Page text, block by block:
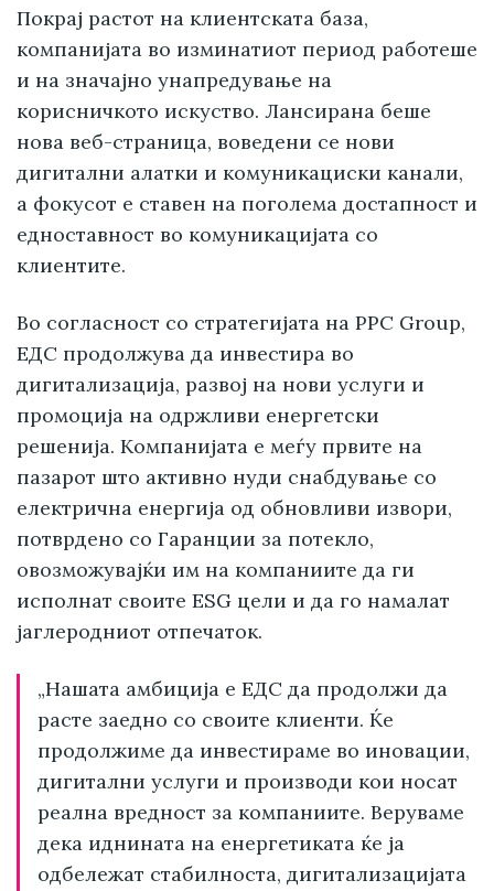
Покрај растот на клиентската база,
компанијата во изминатиот период работеше
и на значајно унапредување на
корисничкото искуство. Лансирана беше
нова веб-страница, воведени се нови
дигитални алатки и комуникациски канали,
а фокусот е ставен на поголема достапност и
едноставност во комуникацијата со
клиентите.
Во согласност со стратегијата на PPC Group,
ЕДС продолжува да инвестира во
дигитализација, развој на нови услуги и
промоција на одржливи енергетски
решенија. Компанијата е меѓу првите на
пазарот што активно нуди снабдување со
електрична енергија од обновливи извори,
потврдено со Гаранции за потекло,
овозможувајќи им на компаниите да ги
исполнат своите ESG цели и да го намалат
јаглеродниот отпечаток.
„Нашата амбиција е ЕДС да продолжи да
расте заедно со своите клиенти. Ќе
продолжиме да инвестираме во иновации,
дигитални услуги и производи кои носат
реална вредност за компаниите. Веруваме
дека иднината на енергетиката ќе ја
одбележат стабилноста, дигитализацијата